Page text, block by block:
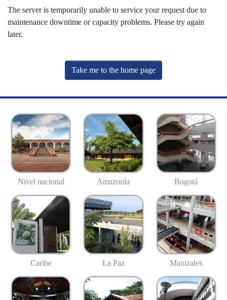
The server is temporarily unable to service your request due to
maintenance downtime or capacity problems. Please try again
later.
Take me to the home page
Nivel nacional Amazonía Bogotá
Caribe La Paz Manizales